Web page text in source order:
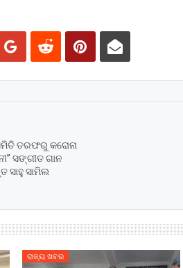
ତରଫରୁ କରୋନା
ସଙ୍ଗୀତ ଗାନ
ସାହୁ ସାମିଲ
ରାଜ୍ୟ ଖବର